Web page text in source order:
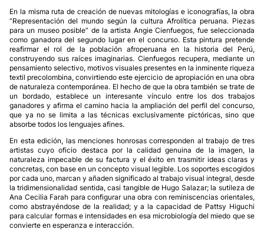
En la misma ruta de creación de nuevas mitologías e iconografías, la obra
“Representación del mundo según la cultura Afrolítica peruana. Piezas
para un museo posible” de la artista Angie Cienfuegos, fue seleccionada
como ganadora del segundo lugar en el concurso. Esta pintura pretende
reafirmar el rol de la población afroperuana en la historia del Perú,
construyendo sus raíces imaginarias. Cienfuegos recupera, mediante un
pensamiento selectivo, motivos visuales presentes en la inminente riqueza
textil precolombina, convirtiendo este ejercicio de apropiación en una obra
de naturaleza contemporánea. El hecho de que la obra también se trate de
un bordado, establece un interesante vínculo entre los dos trabajos
ganadores y afirma el camino hacia la ampliación del perfil del concurso,
que ya no se limita a las técnicas exclusivamente pictóricas, sino que
absorbe todos los lenguajes afines.
En esta edición, las menciones honrosas corresponden al trabajo de tres
artistas cuyo oficio destaca por la calidad genuina de la imagen, la
naturaleza impecable de su factura y el éxito en trasmitir ideas claras y
concretas, con base en un concepto visual legible. Los soportes escogidos
por cada uno, marcan y añaden significado al trabajo visual integral, desde
la tridimensionalidad sentida, casi tangible de Hugo Salazar; la sutileza de
Ana Cecilia Farah para configurar una obra con reminiscencias orientales,
como abstrayéndose de la realidad; y a la capacidad de Pattsy Higuchi
para calcular formas e intensidades en esa microbiología del miedo que se
convierte en esperanza e interacción.